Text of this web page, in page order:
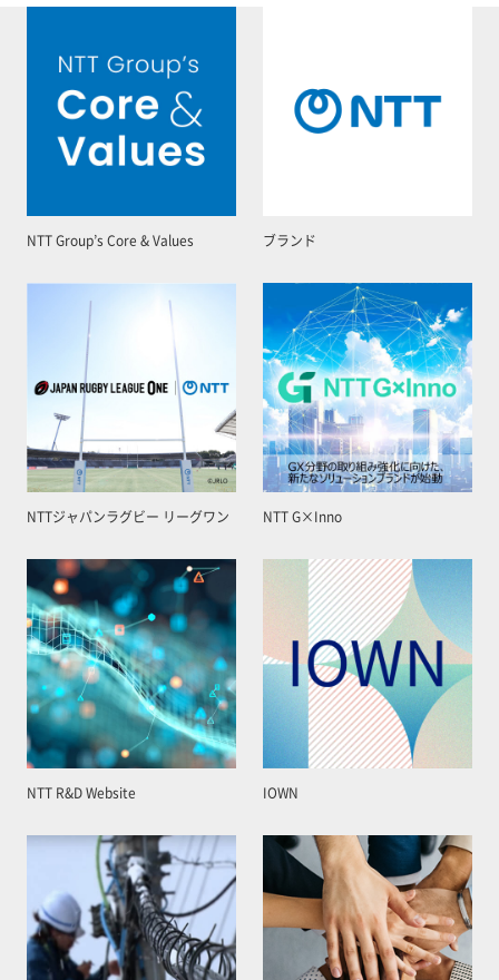
NTT Group’s Core & Values ブランド
NTTジャパンラグビー リーグワン NTT G×Inno
NTT R&D Website IOWN